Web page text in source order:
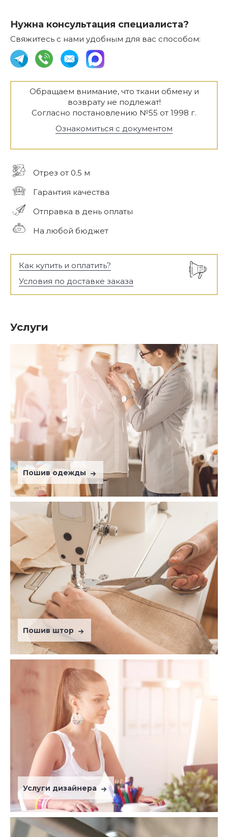
Нужна консультация специалиста?
Свяжитесь с нами удобным для вас способом:
Обращаем внимание, что ткани обмену и
возврату не подлежат!
Согласно постановлению №55 от 1998 г.
Ознакомиться с документом
Отрез от 0.5 м
Гарантия качества
Отправка в день оплаты
На любой бюджет
Как купить и оплатить?
Условия по доставке заказа
Услуги
Пошив одежды
Пошив штор
Услуги дизайнера